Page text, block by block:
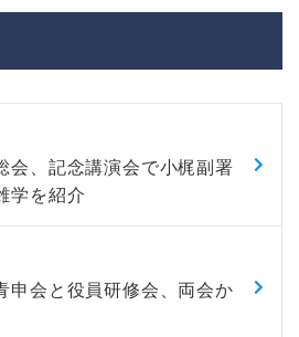
会、記念講演会で小梶副署
学を紹介
申会と役員研修会、両会か